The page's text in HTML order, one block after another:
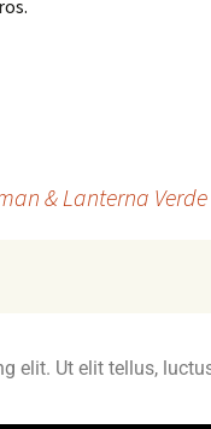
& Lanterna Verde
elit. Ut elit tellus,